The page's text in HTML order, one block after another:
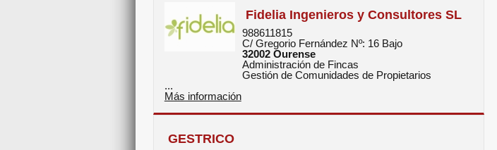
Fidelia Ingenieros y Consultores SL
988611815
C/ Gregorio Fernández Nº: 16 Bajo
32002 Ourense
Administración de Fincas
Gestión de Comunidades de Propietarios
...
Más información
GESTRICO